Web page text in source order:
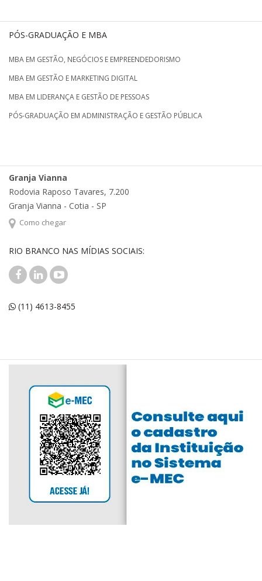
PÓS-GRADUAÇÃO E MBA
MBA EM GESTÃO, NEGÓCIOS E EMPREENDEDORISMO
MBA EM GESTÃO E MARKETING DIGITAL
MBA EM LIDERANÇA E GESTÃO DE PESSOAS
PÓS-GRADUAÇÃO EM ADMINISTRAÇÃO E GESTÃO PÚBLICA
Granja Vianna
Rodovia Raposo Tavares, 7.200
Granja Vianna - Cotia - SP
Como chegar
RIO BRANCO NAS MÍDIAS SOCIAIS:
(11) 4613-8455